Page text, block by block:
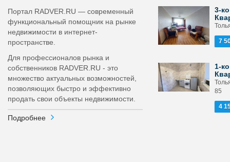
Портал RADVER.RU — современный
функциональный помощник на рынке
недвижимости в интернет-
пространстве.
Для профессионалов рынка и
собственников RADVER.RU - это
множество актуальных возможностей,
позволяющих быстро и эффективно
продать свои объекты недвижимости.
Подробнее
3-
7
1-
85
4